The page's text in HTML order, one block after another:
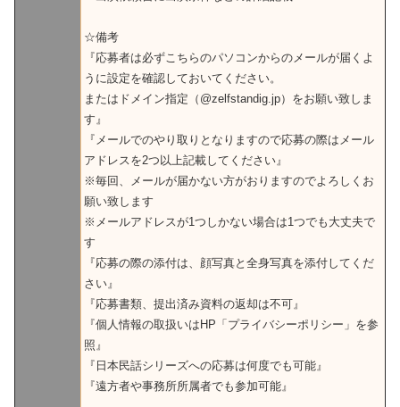
☆備考
『応募者は必ずこちらのパソコンからのメールが届くよ
うに設定を確認しておいてください。
またはドメイン指定（@zelfstandig.jp）をお願い致しま
す』
『メールでのやり取りとなりますので応募の際はメール
アドレスを2つ以上記載してください』
※毎回、メールが届かない方がおりますのでよろしくお
願い致します
※メールアドレスが1つしかない場合は1つでも大丈夫で
す
『応募の際の添付は、顔写真と全身写真を添付してくだ
さい』
『応募書類、提出済み資料の返却は不可』
『個人情報の取扱いはHP「プライバシーポリシー」を参
照』
『日本民話シリーズへの応募は何度でも可能』
『遠方者や事務所所属者でも参加可能』